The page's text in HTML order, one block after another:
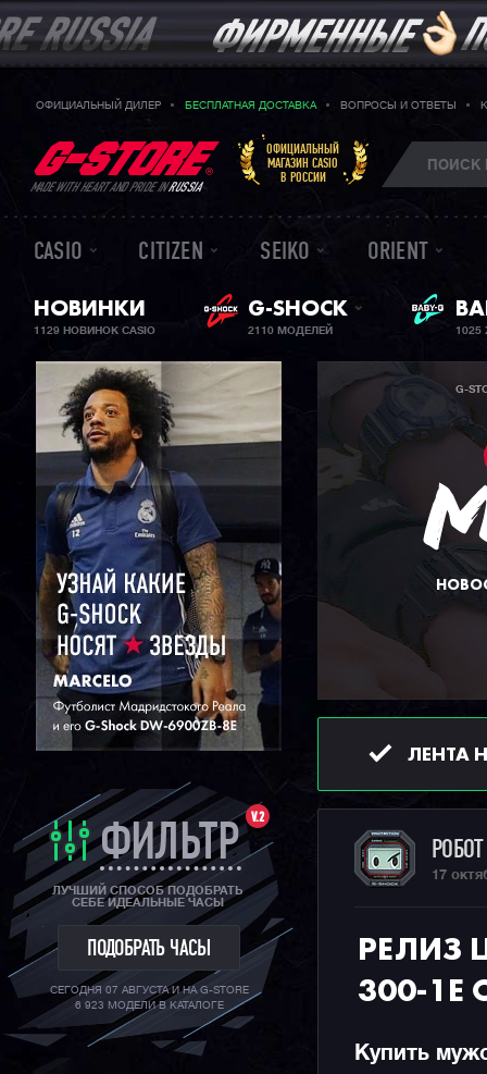
ОФИЦИАЛЬНЫЙ ДИЛЕР БЕСПЛАТНАЯ ДОСТАВКА ВОПРОСЫ И ОТВЕТЫ
MADE WITH HEART AND PRIDE INRUSSIA
ОФИЦИАЛЬНЫЙ
МАГАЗИН CASIO
В РОССИИ
CASIO CITIZEN SEIKO ORIENT
НОВИНКИ
1129 НОВИНОК CASIO
G-SHOCK
2110 МОДЕЛЕЙ
V.2
ФИЛЬТР
ЛУЧШИЙ СПОСОБ ПОДОБРАТЬ
СЕБЕ ИДЕАЛЬНЫЕ ЧАСЫ
ПОДОБРАТЬ ЧАСЫ
СЕГОДНЯ 07 АВГУСТА И НА G-STORE
6 923 МОДЕЛИ В КАТАЛОГЕ
G-
ЛЕНТА
17
РЕЛИЗ
300-
Купить